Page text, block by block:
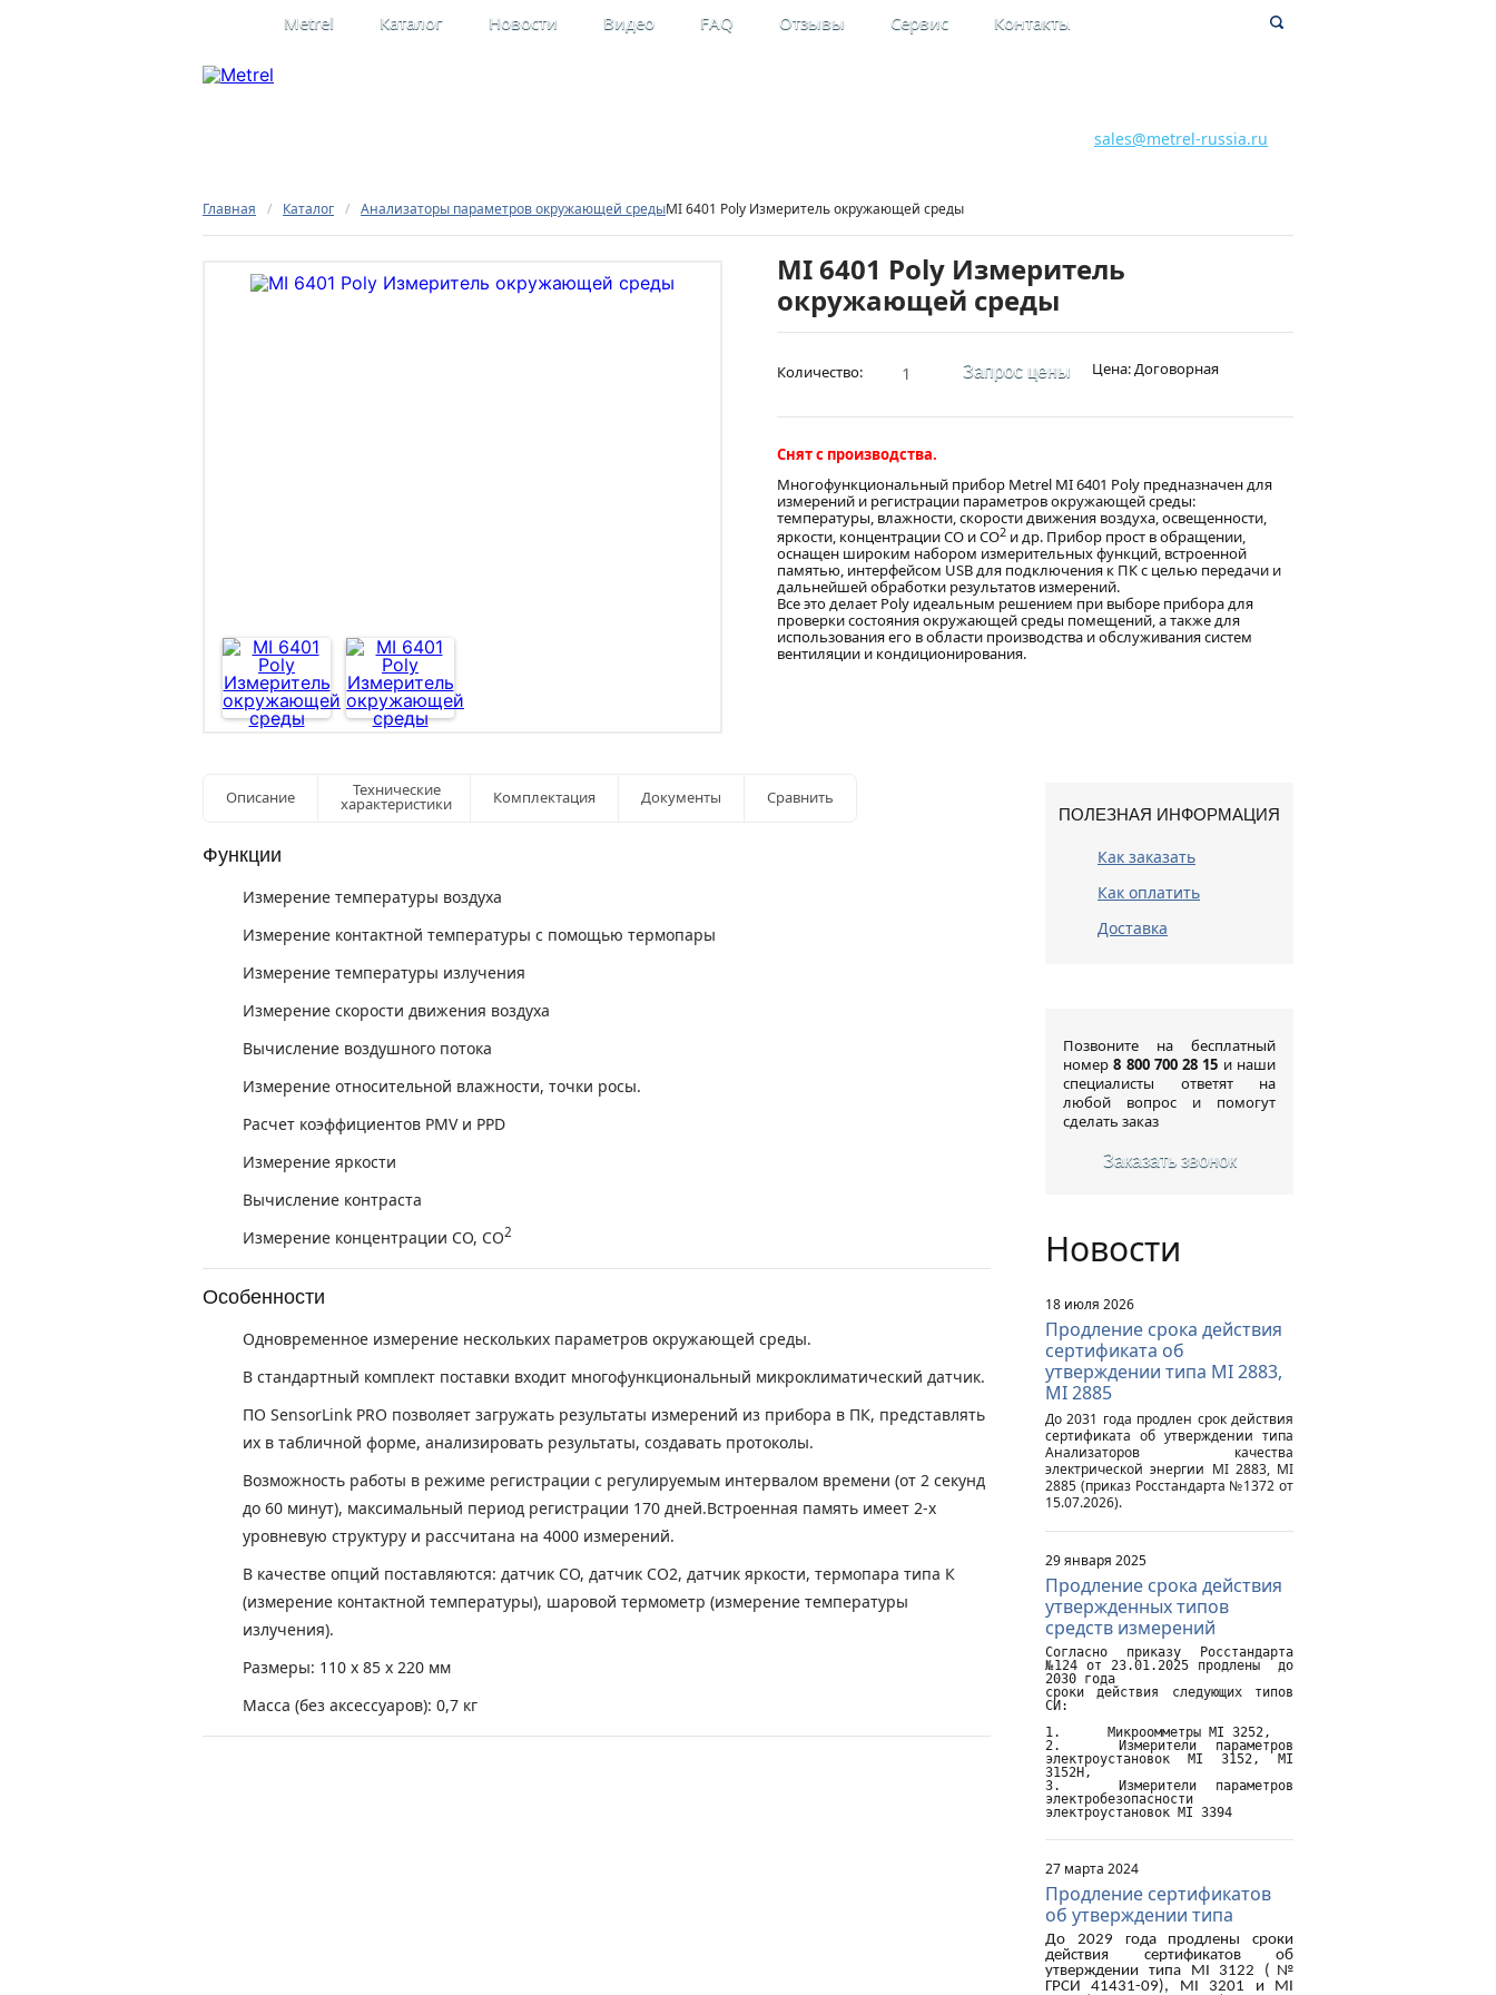
Metrel Каталог Новости Видео FAQ Отзывы Сервис Контакты
sales@metrel-russia.ru
Главная / Каталог / Анализаторы параметров окружающей средыMI 6401 Poly Измеритель окружающей среды
MI 6401 Poly Измеритель
окружающей среды
Количество: Запрос цены Цена: Договорная
Снят с производства.
Многофункциональный прибор Metrel MI 6401 Poly предназначен для
измерений и регистрации параметров окружающей среды:
температуры, влажности, скорости движения воздуха, освещенности,
яркости, концентрации СО и СО2 и др. Прибор прост в обращении,
оснащен широким набором измерительных функций, встроенной
памятью, интерфейсом USB для подключения к ПК с целью передачи и
дальнейшей обработки результатов измерений.
Все это делает Poly идеальным решением при выборе прибора для
проверки состояния окружающей среды помещений, а также для
использования его в области производства и обслуживания систем
вентиляции и кондиционирования.
Описание Технические
характеристики Комплектация Документы Сравнить
Функции
Измерение температуры воздуха
Измерение контактной температуры с помощью термопары
Измерение температуры излучения
Измерение скорости движения воздуха
Вычисление воздушного потока
Измерение относительной влажности, точки росы.
Расчет коэффициентов PMV и PPD
Измерение яркости
Вычисление контраста
Измерение концентрации CO, CO2
Особенности
Одновременное измерение нескольких параметров окружающей среды.
В стандартный комплект поставки входит многофункциональный микроклиматический датчик.
ПО SensorLink PRO позволяет загружать результаты измерений из прибора в ПК, представлять
их в табличной форме, анализировать результаты, создавать протоколы.
Возможность работы в режиме регистрации с регулируемым интервалом времени (от 2 секунд
до 60 минут), максимальный период регистрации 170 дней.Встроенная память имеет 2-х
уровневую структуру и рассчитана на 4000 измерений.
В качестве опций поставляются: датчик СО, датчик СО2, датчик яркости, термопара типа К
(измерение контактной температуры), шаровой термометр (измерение температуры
излучения).
Размеры: 110 x 85 х 220 мм
Масса (без аксессуаров): 0,7 кг
ПОЛЕЗНАЯ ИНФОРМАЦИЯ
Как заказать
Как оплатить
Доставка
Позвоните на бесплатный
номер8 800 700 28 15 и наши
специалисты ответят на
любой вопрос и помогут
сделать заказ
Заказать звонок
Новости
18 июля 2026
Продление срока действия
сертификата об
утверждении типа MI 2883,
MI 2885
До 2031 года продлен срок действия
сертификата об утверждении типа
Анализаторов качества
электрической энергии MI 2883, MI
2885 (приказ Росстандарта №1372 от
15.07.2026).
29 января 2025
Продление срока действия
утвержденных типов
средств измерений
Согласно приказу Росстандарта
№124 от 23.01.2025 продлены  до
2030 года
сроки действия следующих типов
СИ:
1.	Микроомметры MI 3252,
2.	Измерители параметров
электроустановок MI 3152, MI
3152H,
3.	Измерители параметров
электробезопасности
электроустановок MI 3394
27 марта 2024
Продление сертификатов
об утверждении типа
До 2029 года продлены сроки
действия сертификатов об
утверждении типа MI 3122 (№
ГРСИ 41431-09), MI 3201 и MI